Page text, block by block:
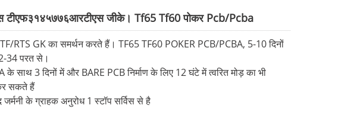
टीएफ३१४५७७६आरटीएस जीके। Tf65 Tf60 पोकर Pcb/Pcba
RTS GK का समर्थन करते हैं। TF65 TF60 POKER PCB/PCBA, 5-10 दिनों
34 परत से।
के साथ 3 दिनों में और BARE PCB निर्माण के लिए 12 घंटे में त्वरित मोड़ का भी
सकते हैं
जर्मनी के ग्राहक अनुरोध 1 स्टॉप सर्विस से है